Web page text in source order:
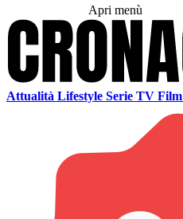
Apri menù
Attualità Lifestyle Serie TV Film